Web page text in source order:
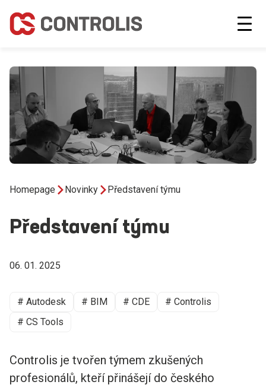
Homepage Novinky Představení týmu
Představení týmu
06. 01. 2025
# Autodesk # BIM # CDE
# Controlis
# CS Tools
Controlis je tvořen týmem zkušených
profesionálů, kteří přinášejí do českého